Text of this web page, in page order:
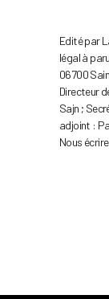
Edité par
légal à
06700
Directeur
Sajn ;
adjoint :
Nous